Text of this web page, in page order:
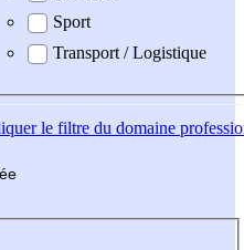
Sport
Transport / Logistique
le filtre du domaine